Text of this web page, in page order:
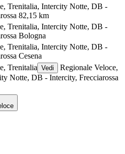
Trenitalia, Intercity Notte, DB -
82,15 km
Trenitalia, Intercity Notte, DB -
Bologna
Trenitalia, Intercity Notte, DB -
Cesena
Trenitalia Vedi
Regionale Veloce,
Notte, DB - Intercity, Frecciarossa
©CARTO, © OpenStreetMapcontributors